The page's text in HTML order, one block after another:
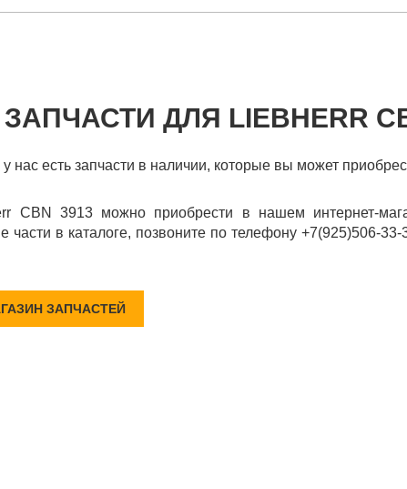
ДЛЯ LIEBHERR
нас есть запчасти в наличии, которые вы может
CBN 3913 можно приобрести в нашем интернет-
части в каталоге, позвоните по телефону +7(925)506-
ЗАПЧАСТЕЙ